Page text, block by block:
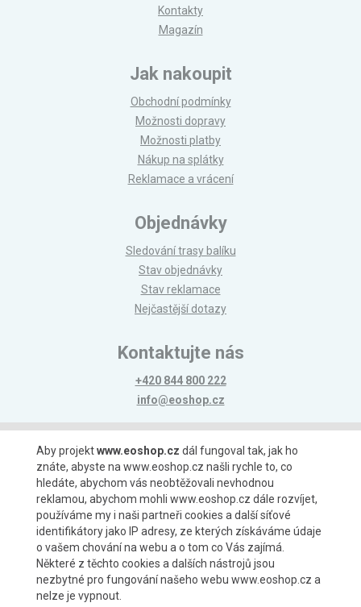
Kontakty
Magazín
Jak nakoupit
Obchodní podmínky
Možnosti dopravy
Možnosti platby
Nákup na splátky
Reklamace a vrácení
Objednávky
Sledování trasy balíku
Stav objednávky
Stav reklamace
Nejčastější dotazy
Kontaktujte nás
+420 844 800 222
info@eoshop.cz
Možnosti platby
Možnosti dopravy
Aby projektwww.eoshop.cz dál fungoval tak, jak ho
znáte, abyste na www.eoshop.cz našli rychle to, co
hledáte, abychom vás neobtěžovali nevhodnou
reklamou, abychom mohli www.eoshop.cz dále rozvíjet,
používáme my i naši partneři cookies a další síťové
identifikátory jako IP adresy, ze kterých získáváme údaje
o vašem chování na webu a o tom co Vás zajímá.
Některé z těchto cookies a dalších nástrojů jsou
nezbytné pro fungování našeho webu www.eoshop.cz a
nelze je vypnout.